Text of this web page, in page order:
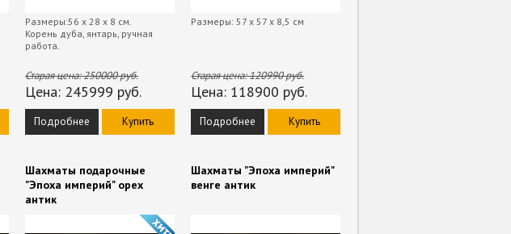
Размеры:56 х 28 х 8 см.
Корень дуба, янтарь, ручная
работа.
Старая цена:250000руб.
Цена: 245999 руб.
Подробнее Купить
Размеры: 57 х 57 х 8,5 см
Старая цена:120990руб.
Цена: 118900 руб.
Подробнее Купить
Шахматы подарочные
"Эпоха империй" орех
антик
Шахматы "Эпоха империй"
венге антик